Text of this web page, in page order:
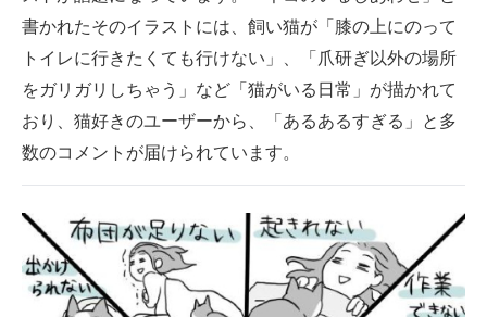
ITの今と未来を見通す
スマホと通信の最新トレンド
進化するPCとデバイスの未来
好きが集まる 比べて選べる
AI活用のいまが分かる
企業ITのトレンドを詳説
書かれたそのイラストには、飼い猫が「膝の上にのって
トイレに行きたくても行けない」、「爪研ぎ以外の場所
をガリガリしちゃう」など「猫がいる日常」が描かれて
おり、猫好きのユーザーから、「あるあるすぎる」と多
数のコメントが届けられています。